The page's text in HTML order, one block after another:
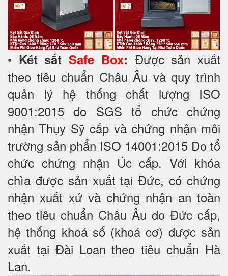
• Két sắtSafe Box: Được sản xuất
theo tiêu chuẩn Châu Âu và quy trình
quản lý hệ thống chất lượng ISO
9001:2015 do SGS tổ chức chứng
nhận Thụy Sỹ cấp và chứng nhận môi
trường sản phẩn ISO 14001:2015 Do tổ
chức chứng nhận Úc cấp. Với khóa
chìa được sản xuất tại Đức, có chứng
nhận xuất xứ và chứng nhận an toàn
theo tiêu chuẩn Châu Âu do Đức cấp,
hệ thống khoá số (khoá cơ) được sản
xuất tại Đài Loan theo tiêu chuẩn Hà
Lan.